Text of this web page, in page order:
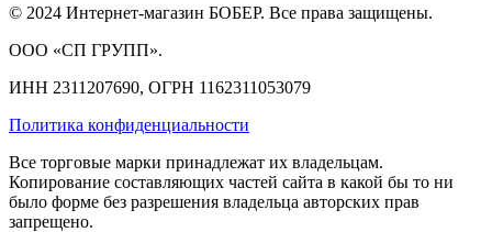
© 2024 Интернет-магазин БОБЕР. Все права защищены.
ООО «СП ГРУПП».
ИНН 2311207690, ОГРН 1162311053079
Политика конфиденциальности
Все торговые марки принадлежат их владельцам.
Копирование составляющих частей сайта в какой бы то ни
было форме без разрешения владельца авторских прав
запрещено.